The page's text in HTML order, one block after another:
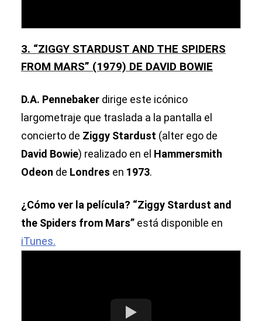
3. “ZIGGY STARDUST AND THE SPIDERS
FROM MARS” (1979) DE DAVID BOWIE
D.A. Pennebaker dirige este icónico
largometraje que traslada a la pantalla el
concierto de Ziggy Stardust (alter ego de
David Bowie) realizado en el Hammersmith
Odeon de Londres en 1973.
¿Cómo ver la película? “Ziggy Stardust and
the Spiders from Mars” está disponible en
iTunes.